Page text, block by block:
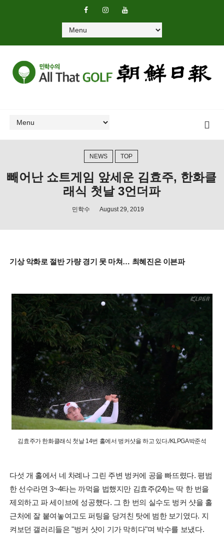
NEWS TOP
빼어난 쇼트게임 앞세운 김효주, 한화클
래식 첫날 3언더파
민학수 August 29, 2019
기상 악화로 절반 가량 경기 못 마쳐… 최혜진은 이븐파
김효주가 한화클래식 첫날 14번 홀에서 벙커샷을 하고 있다./KLPGA박준석
다섯 개 홀에서 네 차례나 그린 주변 벙커에 공을 빠뜨렸다. 평범
한 선수라면 3~4타는 까먹을 법했지만 김효주(24)는 딱 한 번을
제외하고 파 세이브에 성공했다. 그 한 번의 실수도 벙커 샷을 홀
근처에 잘 붙여놓여고도 퍼팅을 당겨친 탓에 범한 보기였다. 지
켜보던 갤러리들은 "벙커 샷이 기가 막히다"며 박수를 보냈다.